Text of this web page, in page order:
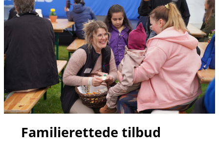
Familierettede tilbud